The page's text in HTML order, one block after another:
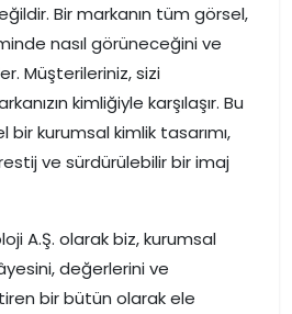
Bir markanın tüm görsel,
nasıl görüneceğini ve
Müşterileriniz, sizi
kimliğiyle karşılaşır. Bu
kurumsal kimlik tasarımı,
ve sürdürülebilir bir imaj
A.Ş. olarak biz, kurumsal
değerlerini ve
bir bütün olarak ele